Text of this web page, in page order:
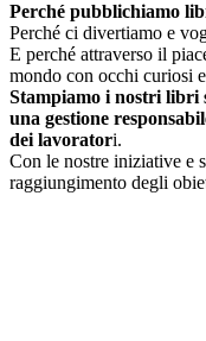
Perché pubblichiamo
Perché ci divertiamo e
E perché attraverso il
mondo con occhi curiosi
Stampiamo i nostri libri
una gestione
dei lavoratori.
Con le nostre iniziative e
raggiungimento degli